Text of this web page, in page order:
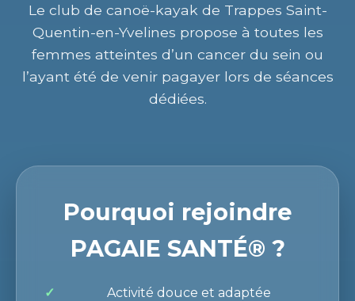
Le club de canoë-kayak de Trappes Saint-
Quentin-en-Yvelines propose à toutes les
femmes atteintes d’un cancer du sein ou
l’ayant été de venir pagayer lors de séances
dédiées.
Pourquoi rejoindre
PAGAIE SANTÉ® ?
Activité douce et adaptée